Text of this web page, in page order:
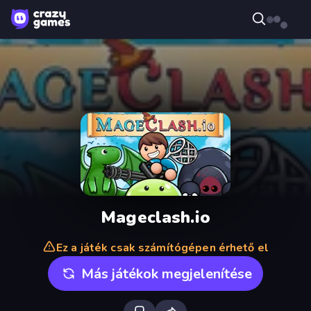
Mageclash.io
Ez a játék csak számítógépen érhető el
Más játékok megjelenítése